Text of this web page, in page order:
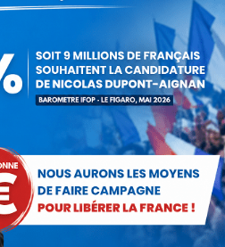
de la majorité consiste à
les entreprises ! Voilà à
l’anarchie néolibérale.
de voir le gouvernement
qui échoue depuis plus
d’être proche de celle de la
a aucun espoir social à
», qui préfère la
europe au sort des